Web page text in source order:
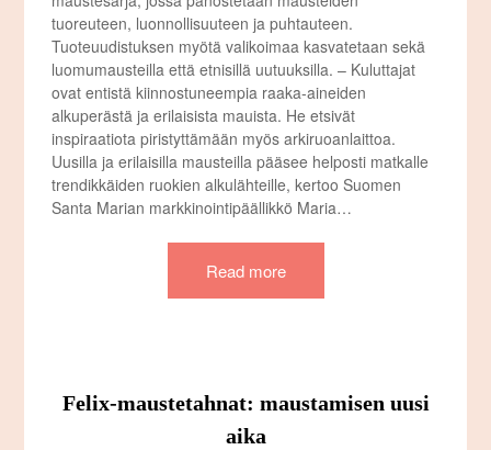
tuoreuteen, luonnollisuuteen ja puhtauteen.
Tuoteuudistuksen myötä valikoimaa kasvatetaan sekä
luomumausteilla että etnisillä uutuuksilla. – Kuluttajat
ovat entistä kiinnostuneempia raaka-aineiden
alkuperästä ja erilaisista mauista. He etsivät
inspiraatiota piristyttämään myös arkiruoanlaittoa.
Uusilla ja erilaisilla mausteilla pääsee helposti matkalle
trendikkäiden ruokien alkulähteille, kertoo Suomen
Santa Marian markkinointipäällikkö Maria…
Read more
Felix-maustetahnat: maustamisen uusi
aika